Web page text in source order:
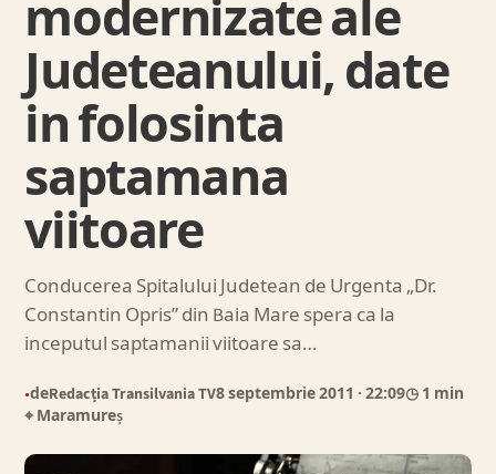
modernizate ale
Judeteanului, date
in folosinta
saptamana
viitoare
Conducerea Spitalului Judetean de Urgenta „Dr.
Constantin Opris” din Baia Mare spera ca la
inceputul saptamanii viitoare sa…
●deRedacția Transilvania TV8 septembrie 2011 · 22:09◷ 1 min
⌖ Maramureș